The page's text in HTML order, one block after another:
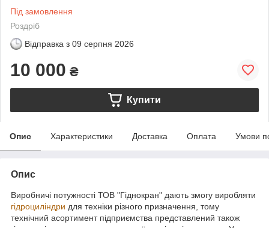
Під замовлення
Роздріб
Відправка з 09 серпня 2026
10 000 ₴
Купити
Опис Характеристики Доставка Оплата Умови
Опис
Виробничі потужності ТОВ "Гіднокран" дають змогу виробляти
гідроциліндри для техніки різного призначення, тому
технічний асортимент підприємства представлений також